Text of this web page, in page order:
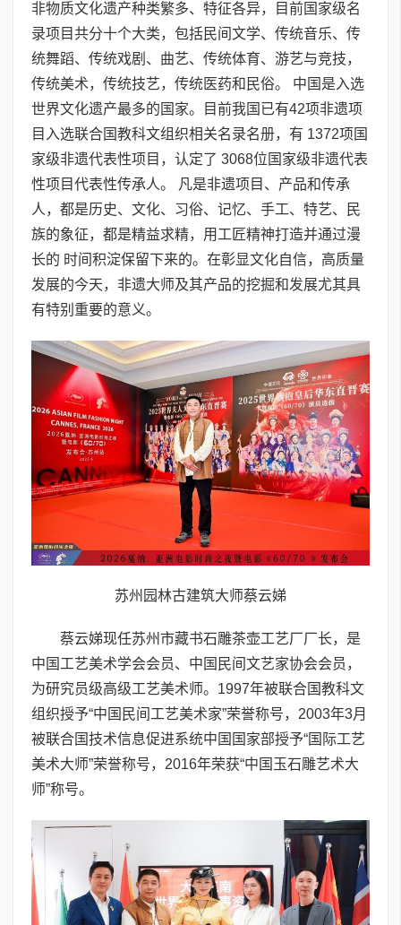
非物质文化遗产种类繁多、特征各异，目前国家级名
录项目共分十个大类，包括民间文学、传统音乐、传
统舞蹈、传统戏剧、曲艺、传统体育、游艺与竞技，
传统美术，传统技艺，传统医药和民俗。 中国是入选
世界文化遗产最多的国家。目前我国已有42项非遗项
目入选联合国教科文组织相关名录名册，有 1372项国
家级非遗代表性项目，认定了 3068位国家级非遗代表
性项目代表性传承人。 凡是非遗项目、产品和传承
人，都是历史、文化、习俗、记忆、手工、特艺、民
族的象征，都是精益求精，用工匠精神打造并通过漫
长的 时间积淀保留下来的。在彰显文化自信，高质量
发展的今天，非遗大师及其产品的挖掘和发展尤其具
有特别重要的意义。
苏州园林古建筑大师蔡云娣
蔡云娣现任苏州市藏书石雕茶壶工艺厂厂长，是
中国工艺美术学会会员、中国民间文艺家协会会员，
为研究员级高级工艺美术师。1997年被联合国教科文
组织授予“中国民间工艺美术家”荣誉称号，2003年3月
被联合国技术信息促进系统中国国家部授予“国际工艺
美术大师”荣誉称号，2016年荣获“中国玉石雕艺术大
师”称号。